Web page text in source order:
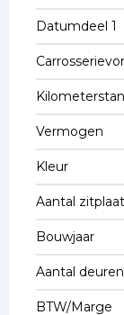
Datumdeel 1
Vermogen
Kleur
Aantal
Bouwjaar
Aantal deuren
BTW/Marge